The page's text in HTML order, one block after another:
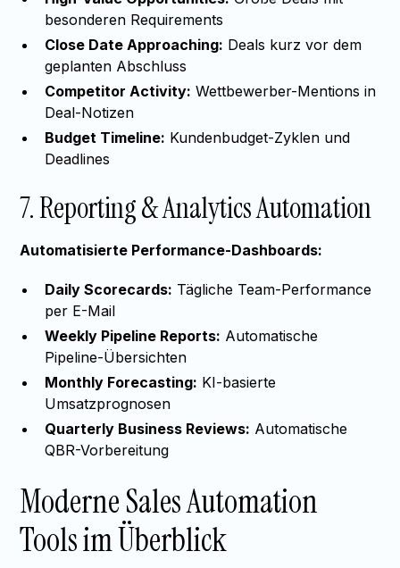
besonderen Requirements
Close Date Approaching: Deals kurz vor dem
geplanten Abschluss
Competitor Activity: Wettbewerber-Mentions in
Deal-Notizen
Budget Timeline: Kundenbudget-Zyklen und
Deadlines
7. Reporting & Analytics Automation
Automatisierte Performance-Dashboards:
Daily Scorecards: Tägliche Team-Performance
per E-Mail
Weekly Pipeline Reports: Automatische
Pipeline-Übersichten
Monthly Forecasting: KI-basierte
Umsatzprognosen
Quarterly Business Reviews: Automatische
QBR-Vorbereitung
Moderne Sales Automation
Tools im Überblick